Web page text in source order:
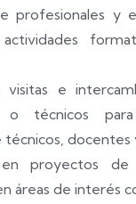
profesionales y
visitas e
o técnicos
técnicos, docentes
en proyectos de
áreas de interés